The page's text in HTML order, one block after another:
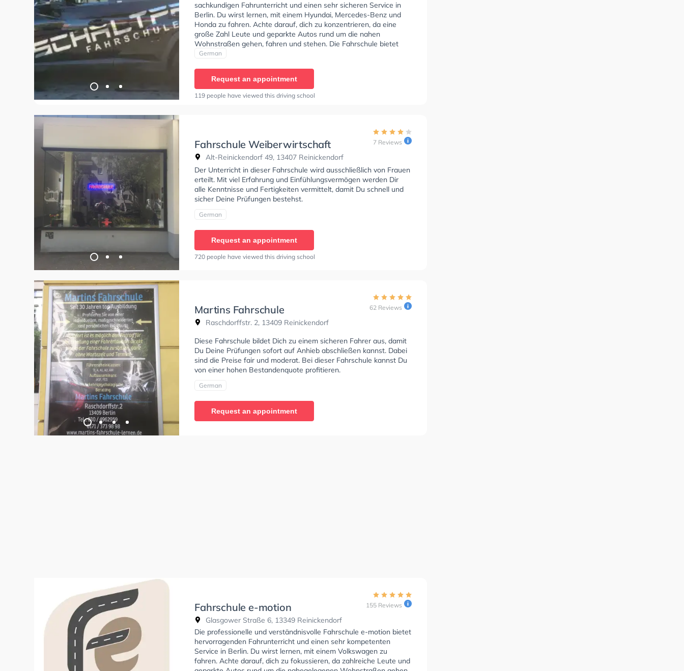
sachkundigen Fahrunterricht und einen sehr sicheren Service in
Berlin. Du wirst lernen, mit einem Hyundai, Mercedes-Benz und
Honda zu fahren. Achte darauf, dich zu konzentrieren, da eine
große Zahl Leute und geparkte Autos rund um die nahen
Wohnstraßen gehen, fahren und stehen. Die Fahrschule bietet
Exzellente Bedingungen um deine Klasse B, Klasse A, Klasse B
B197 und Klasse B197 zu erhalten. Die Erste-Hilfe-Kurs in der
Schule. Wir empfehlen dir auch online-theorie tests am PC zu
absolvieren, um dich gut auf die theoretische Prüfung. Letzte
Bewertung: "The instructor is very friendly and clears all my
German
Request an appointment
119 people have viewed this driving school
Fahrschule Weiberwirtschaft
Alt-Reinickendorf 49, 13407 Reinickendorf
7 Reviews
Der Unterricht in dieser Fahrschule wird ausschließlich von Frauen
erteilt. Mit viel Erfahrung und Einfühlungsvermögen werden Dir
alle Kenntnisse und Fertigkeiten vermittelt, damit Du schnell und
sicher Deine Prüfungen bestehst.
German
Request an appointment
720 people have viewed this driving school
Martins Fahrschule
Raschdorffstr. 2, 13409 Reinickendorf
62 Reviews
Diese Fahrschule bildet Dich zu einem sicheren Fahrer aus, damit
Du Deine Prüfungen sofort auf Anhieb abschließen kannst. Dabei
sind die Preise fair und moderat. Bei dieser Fahrschule kannst Du
von einer hohen Bestandenquote profitieren.
German
Request an appointment
Fahrschule e-motion
Glasgower Straße 6, 13349 Reinickendorf
155 Reviews
Die professionelle und verständnisvolle Fahrschule e-motion bietet
hervorragenden Fahrunterricht und einen sehr kompetenten
Service in Berlin. Du wirst lernen, mit einem Volkswagen zu
fahren. Achte darauf, dich zu fokussieren, da zahlreiche Leute und